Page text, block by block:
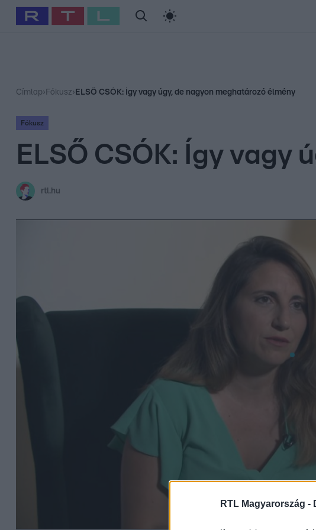
RTL Magyarország -
Babits Marcella Szellő István Most Wanted
Címlap› Fókusz› ELSŐ CSÓK: Így vagy úgy, de nagyon meghatározó élmény
Fókusz
ELSŐ CSÓK: Így
rtl.hu